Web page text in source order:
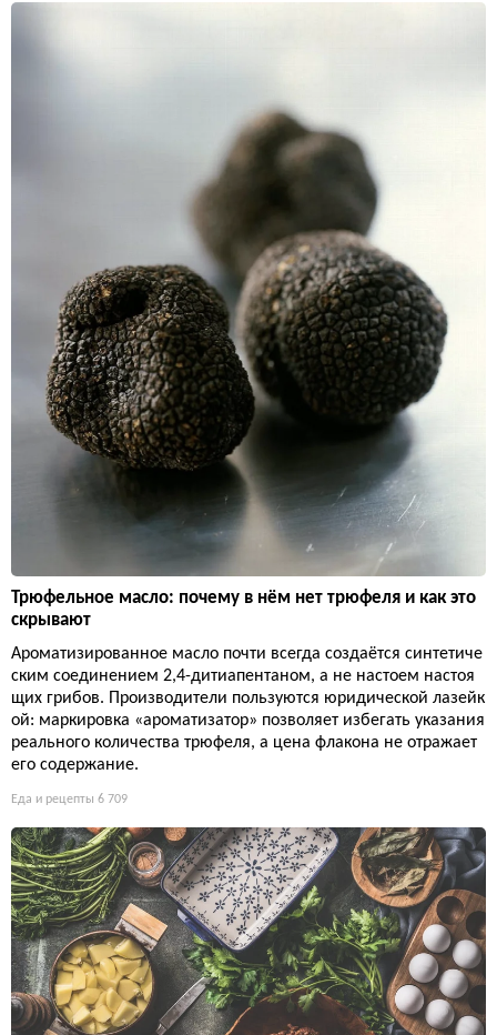
Трюфельное масло: почему в нём нет трюфеля и как это
скрывают
Ароматизированное масло почти всегда создаётся синтетиче
ским соединением 2,4-дитиапентаном, а не настоем настоя
щих грибов. Производители пользуются юридической лазейк
ой: маркировка «ароматизатор» позволяет избегать указания
реального количества трюфеля, а цена флакона не отражает
его содержание.
Еда и рецепты 6 709